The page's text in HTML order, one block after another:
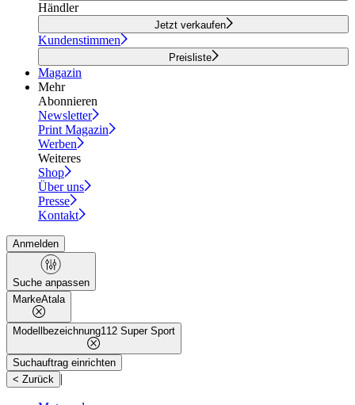
Händler
Jetzt verkaufen
Kundenstimmen
Preisliste
Magazin
Mehr
Abonnieren
Newsletter
Print Magazin
Werben
Weiteres
Shop
Über uns
Presse
Kontakt
Anmelden
Suche anpassen
MarkeAtala
Modellbezeichnung112 Super Sport
Suchauftrag einrichten
< Zurück |